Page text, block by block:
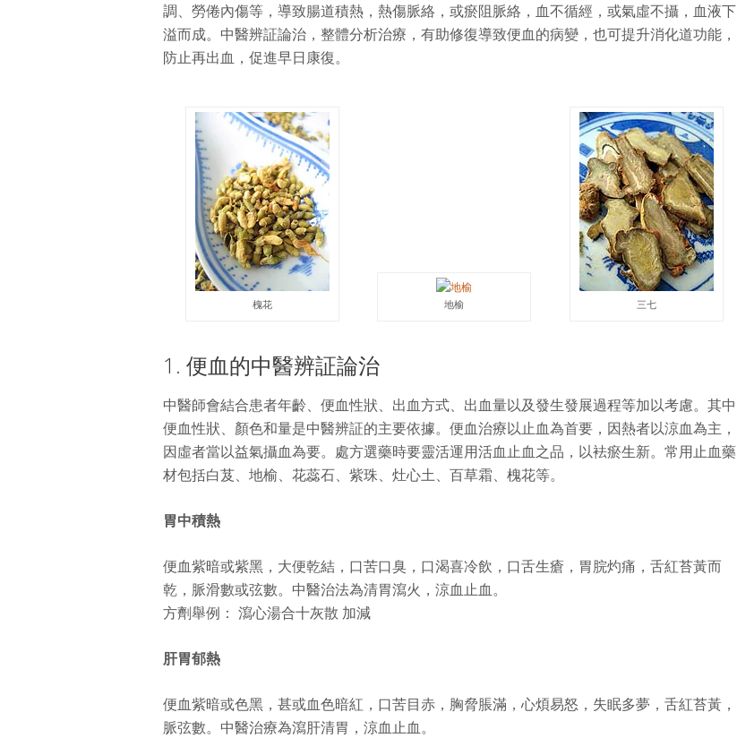
調、勞倦內傷等，導致腸道積熱，熱傷脈絡，或瘀阻脈絡，血不循經，或氣虛不攝，血液下
溢而成。中醫辨証論治，整體分析治療，有助修復導致便血的病變，也可提升消化道功能，
防止再出血，促進早日康復。
槐花 地榆 三七
1. 便血的中醫辨証論治
中醫師會結合患者年齡、便血性狀、出血方式、出血量以及發生發展過程等加以考慮。其中
便血性狀、顏色和量是中醫辨証的主要依據。便血治療以止血為首要，因熱者以涼血為主，
因虛者當以益氣攝血為要。處方選藥時要靈活運用活血止血之品，以袪瘀生新。常用止血藥
材包括白芨、地榆、花蕊石、紫珠、灶心土、百草霜、槐花等。
胃中積熱
便血紫暗或紫黑，大便乾結，口苦口臭，口渴喜冷飲，口舌生瘡，胃脘灼痛，舌紅苔黃而
乾，脈滑數或弦數。中醫治法為清胃瀉火，涼血止血。
方劑舉例： 瀉心湯合十灰散 加減
肝胃郁熱
便血紫暗或色黑，甚或血色暗紅，口苦目赤，胸脅脹滿，心煩易怒，失眠多夢，舌紅苔黃，
脈弦數。中醫治療為瀉肝清胃，涼血止血。